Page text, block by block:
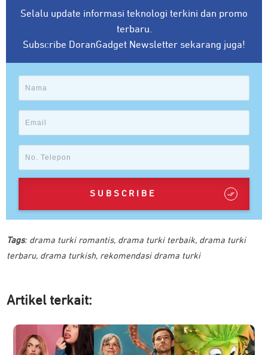
Selalu update informasi teknologi terkini dan promo
terbaru.
Subscribe DoranGadget Newsletter sekarang juga!
SUBSCRIBE
Tags: drama turki romantis, drama turki terbaik, drama turki
terbaru, drama turkish, rekomendasi drama turki
Artikel terkait: